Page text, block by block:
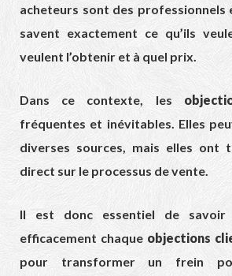
acheteurs sont des professionnels
savent exactement ce qu’ils
veulent l’obtenir et à quel prix.
Dans ce contexte, les
fréquentes et inévitables. Elles
diverses sources, mais elles ont
direct sur le processus de vente.
Il est donc essentiel de savoir
efficacement chaque objections
pour transformer un frein